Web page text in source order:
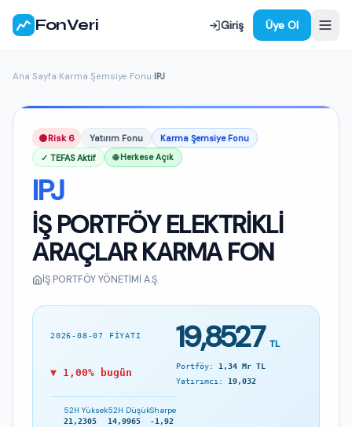
FonVeri Giriş Üye Ol
Ana Sayfa›Karma Şemsiye Fonu›IPJ
Risk 6 Yatırım Fonu
Karma Şemsiye Fonu
✓ TEFAS Aktif
🌐 Herkese Açık
IPJ
İŞ PORTFÖY ELEKTRİKLİ
ARAÇLAR KARMA FON
İŞ PORTFÖY YÖNETİMİ A.Ş.
2026-08-07 FIYATI 19,8527 TL
▼ 1,00% bugün
Portföy: 1,34 Mr TL
Yatırımcı: 19,032
52H Yüksek
21,2305
52H Düşük
14,9965
Sharpe
-1,92